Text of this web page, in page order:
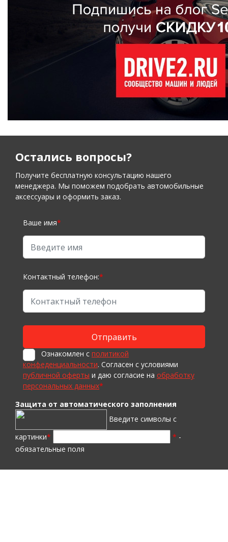
Остались вопросы?
Получите бесплатную консультацию нашего
менеджера. Мы поможем подобрать автомобильные
аксессуары и оформить заказ.
Ваше имя*
Контактный телефон:*
Ознакомлен с политикой
конфеденциальности. Согласен с условиями
публичной оферты и даю согласие на обработку
персональных данных*
Защита от автоматического заполнения
Введите символы с
картинки* * -
обязательные поля